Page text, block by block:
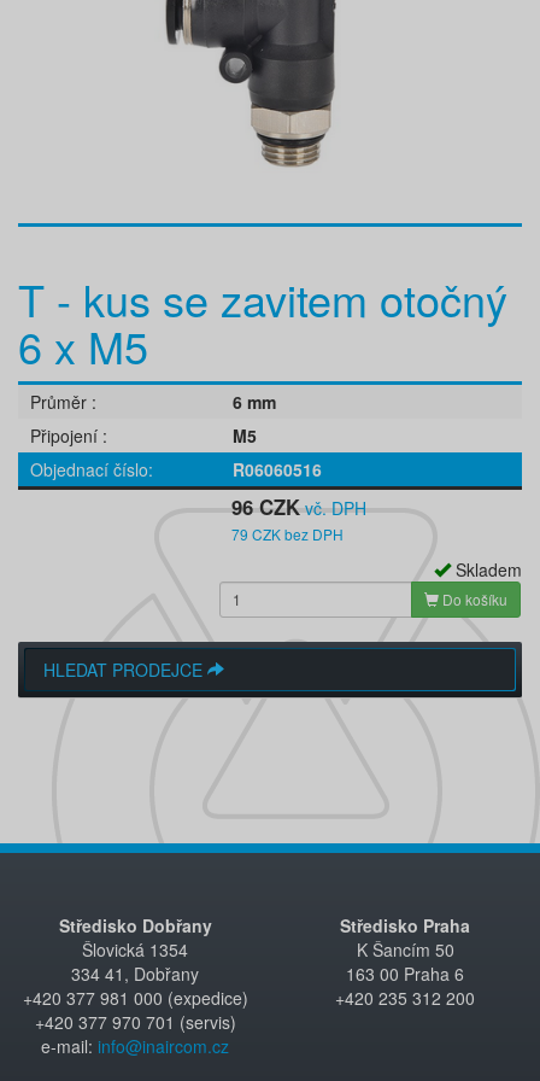
T - kus se zavitem otočný
6 x M5
Průměr
6 mm
Připojení
M5
Objednací číslo
R06060516
96 CZK vč. DPH
79 CZK bez DPH
Skladem
Do košíku
HLEDAT PRODEJCE
Středisko Dobřany
Šlovická 1354
334 41, Dobřany
+420 377 981 000 (expedice)
+420 377 970 701 (servis)
e-mail: info@inaircom.cz
Středisko Praha
K Šancím 50
163 00 Praha 6
+420 235 312 200